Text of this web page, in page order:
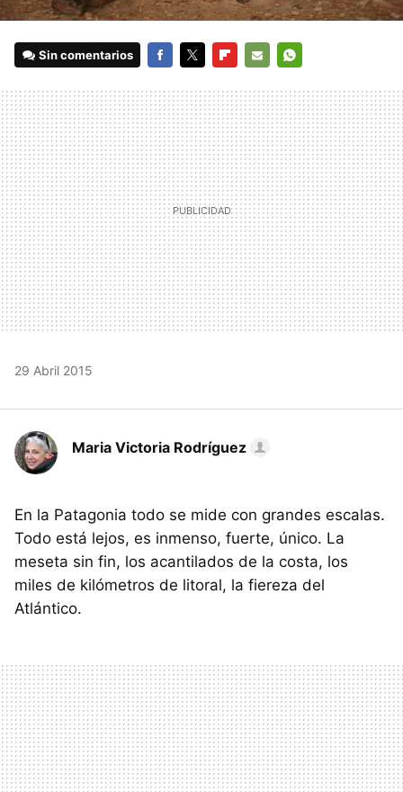
Sin comentarios
MAIL
29 Abril 2015
Maria Victoria Rodríguez
En la Patagonia todo se mide con grandes escalas.
Todo está lejos, es inmenso, fuerte, único. La
meseta sin fin, los acantilados de la costa, los
miles de kilómetros de litoral, la fiereza del
Atlántico.